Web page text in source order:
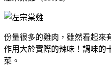
份量很多的雞肉，雖然看起來
作用大於實際的辣味！調味的
菜。